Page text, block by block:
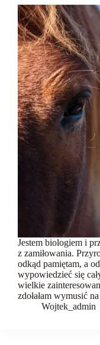
Szkolenia
Garść
wspomnień
Rozmawiając
z koniem
Koń a
komunikacja
Fundacja
Kontakt
Jestem biologiem i
z zamiłowania.
odkąd pamiętam, a
wypowiedzieć się
wielkie
zdołałam wymusić
Wojtek_admin